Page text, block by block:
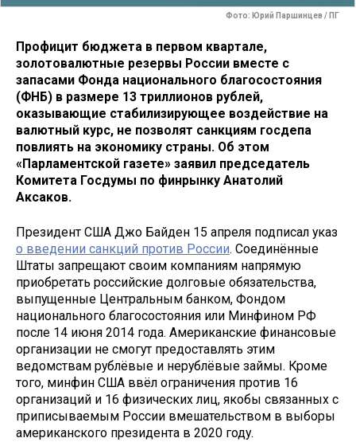
Фото: Юрий Паршинцев / ПГ
Профицит бюджета в первом квартале,
золотовалютные резервы России вместе с
запасами Фонда национального благосостояния
(ФНБ) в размере 13 триллионов рублей,
оказывающие стабилизирующее воздействие на
валютный курс, не позволят санкциям госдепа
повлиять на экономику страны. Об этом
«Парламентской газете» заявил председатель
Комитета Госдумы по финрынку Анатолий
Аксаков.
Президент США Джо Байден 15 апреля подписал указ
о введении санкций против России. Соединённые
Штаты запрещают своим компаниям напрямую
приобретать российские долговые обязательства,
выпущенные Центральным банком, Фондом
национального благосостояния или Минфином РФ
после 14 июня 2014 года. Американские финансовые
организации не смогут предоставлять этим
ведомствам рублёвые и нерублёвые займы. Кроме
того, минфин США ввёл ограничения против 16
организаций и 16 физических лиц, якобы связанных с
приписываемым России вмешательством в выборы
американского президента в 2020 году.